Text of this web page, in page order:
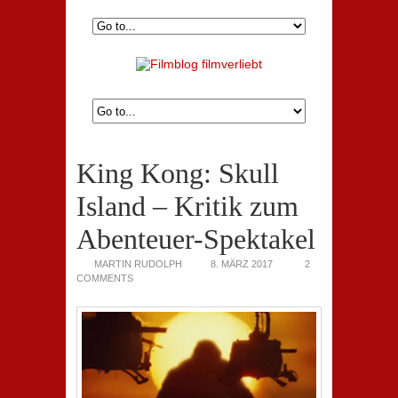
King Kong: Skull
Island – Kritik zum
Abenteuer-Spektakel
MARTIN RUDOLPH 8. MÄRZ 2017
2
COMMENTS